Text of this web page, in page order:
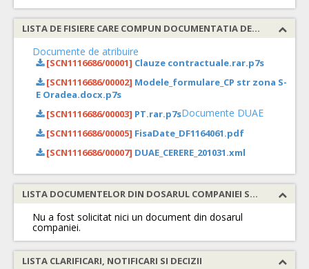
LISTA DE FISIERE CARE COMPUN DOCUMENTATIA DE ATRIBUIRE
Documente de atribuire
[SCN1116686/00001] Clauze contractuale.rar.p7s
[SCN1116686/00002] Modele_formulare_CP str zona S-
E Oradea.docx.p7s
[SCN1116686/00003] PT.rar.p7s
[SCN1116686/00005] FisaDate_DF1164061.pdf
Documente DUAE
[SCN1116686/00007] DUAE_CERERE_201031.xml
LISTA DOCUMENTELOR DIN DOSARUL COMPANIEI SOLICITATE
Nu a fost solicitat nici un document din dosarul
companiei.
LISTA CLARIFICARI, NOTIFICARI SI DECIZII